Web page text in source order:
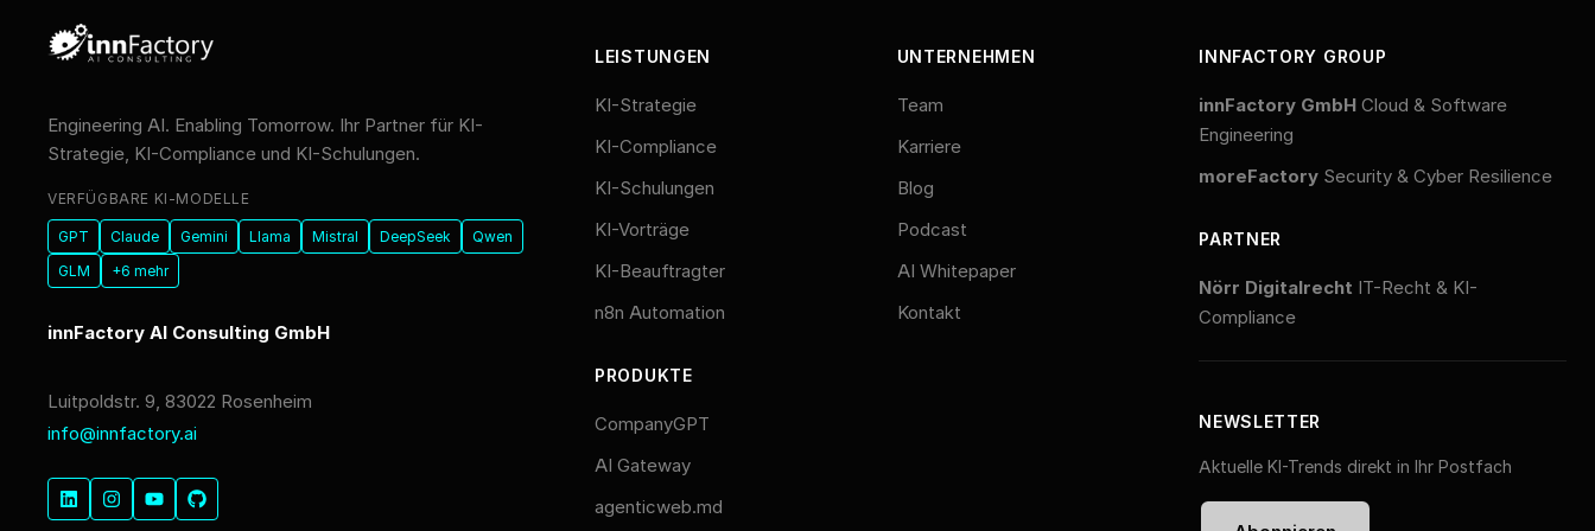
Engineering AI. Enabling Tomorrow. Ihr Partner für KI-
Strategie, KI-Compliance und KI-Schulungen.
VERFÜGBARE KI-MODELLE
GPT Claude Gemini Llama Mistral DeepSeek
Qwen
GLM
+6 mehr
innFactory AI Consulting GmbH
Luitpoldstr. 9, 83022 Rosenheim
info@innfactory.ai
LEISTUNGEN
KI-Strategie
KI-Compliance
KI-Schulungen
KI-Vorträge
KI-Beauftragter
n8n Automation
PRODUKTE
CompanyGPT
AI Gateway
agenticweb.md
UNTERNEHMEN
Team
Karriere
Blog
Podcast
AI Whitepaper
Kontakt
INNFACTORY GROUP
innFactory GmbH Cloud & Software
Engineering
moreFactory Security & Cyber Resilience
PARTNER
Nörr Digitalrecht IT-Recht & KI-
Compliance
NEWSLETTER
Aktuelle KI-Trends direkt in Ihr Postfach